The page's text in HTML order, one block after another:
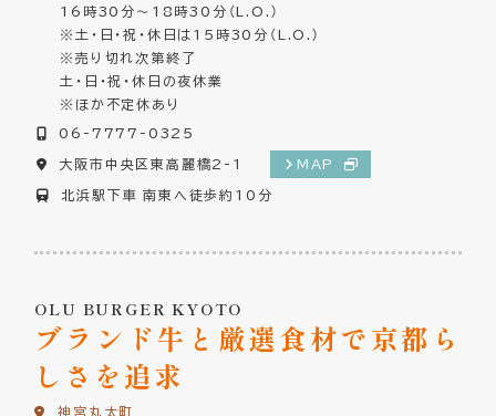
16時30分～18時30分（L.O.）
※土・日・祝・休日は15時30分（L.O.）
※売り切れ次第終了
土・日・祝・休日の夜休業
※ほか不定休あり
06-7777-0325
大阪市中央区東高麗橋2-1
MAP
北浜駅下車 南東へ徒歩約10分
OLU BURGER KYOTO
ブランド牛と厳選食材で京都ら
しさを追求